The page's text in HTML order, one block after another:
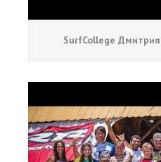
SurfCollege